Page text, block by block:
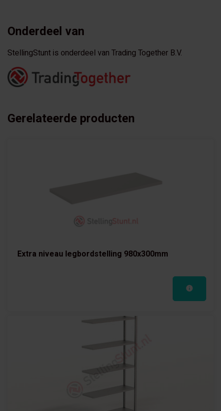
Onderdeel van
StellingStunt is onderdeel van Trading Together B.V.
Gerelateerde producten
Extra niveau legbordstelling 980x300mm